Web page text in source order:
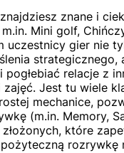
znane i
Mini golf,
uczestnicy gier nie
strategicznego,
pogłebiać relacje z
zajęć. Jest tu wiele
mechanice,
(m.in. Memory,
które
rozrywkę